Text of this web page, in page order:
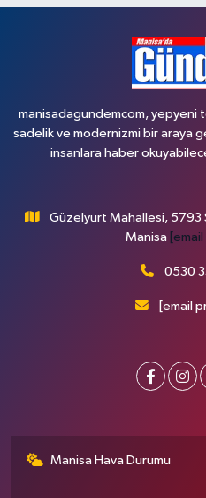
manisadagundemcom, yepyeni
sadelik ve modernizmi bir araya
insanlara haber
Güzelyurt Mahallesi, 5793
Manisa
0530
[email
Manisa Hava Durumu